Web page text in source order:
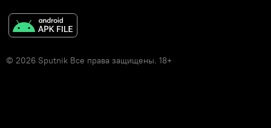
© 2026 Sputnik Все права защищены. 18+